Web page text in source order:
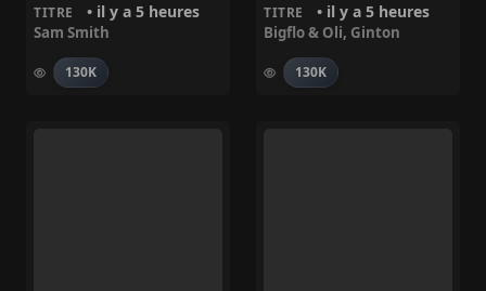
TITRE • il y a 5 heures
Sam Smith
130K
TITRE • il y a 5 heures
Bigflo & Oli, Ginton
130K